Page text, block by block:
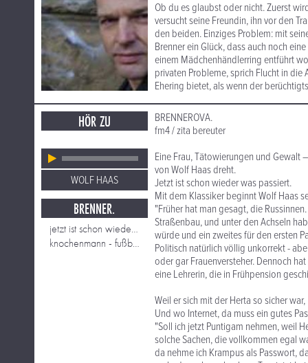
Ob du es glaubst oder nicht. Zuerst
versucht seine Freundin, ihn vor den
den beiden. Einziges Problem: mit
Brenner ein Glück, dass auch noch
einem Mädchenhändlerring entführt
privaten Probleme, sprich Flucht in
Ehering bietet, als wenn der
HÖR ZU
WOLF HAAS
BRENNER.
jetzt ist schon wieder was passiert
knochenmann - fußbaltraining
BRENNEROVA.
fm4 / zita bereuter
Eine Frau, Tätowierungen und Gewalt
von Wolf Haas dreht.
Jetzt ist schon wieder was passiert.
Mit dem Klassiker beginnt Wolf Haas
"Früher hat man gesagt, die
Straßenbau, und unter den Achseln
würde und ein zweites für den ersten
Politisch natürlich völlig unkorrekt -
oder gar Frauenversteher. Dennoch
eine Lehrerin, die in Frühpension
Weil er sich mit der Herta so sicher
Und wo Internet, da muss ein gutes
"Soll ich jetzt Puntigam nehmen, weil
solche Sachen, die vollkommen egal
da nehme ich Krampus als Passwort,